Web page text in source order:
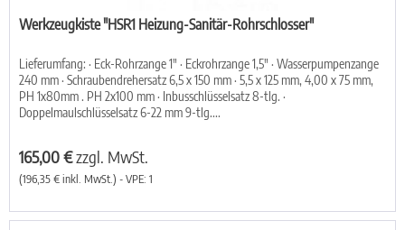
Werkzeugkiste "HSR1 Heizung-Sanitär-Rohrschlosser"
Lieferumfang: · Eck-Rohrzange 1" · Eckrohrzange 1,5" · Wasserpumpenzange
240 mm · Schraubendrehersatz 6,5 x 150 mm · 5,5 x 125 mm, 4,00 x 75 mm,
PH 1x80mm . PH 2x100 mm · Inbusschlüsselsatz 8-tlg. ·
Doppelmaulschlüsselsatz 6-22 mm 9-tlg....
165,00 €zzgl. MwSt.
(196,35 € inkl. MwSt.) - VPE: 1